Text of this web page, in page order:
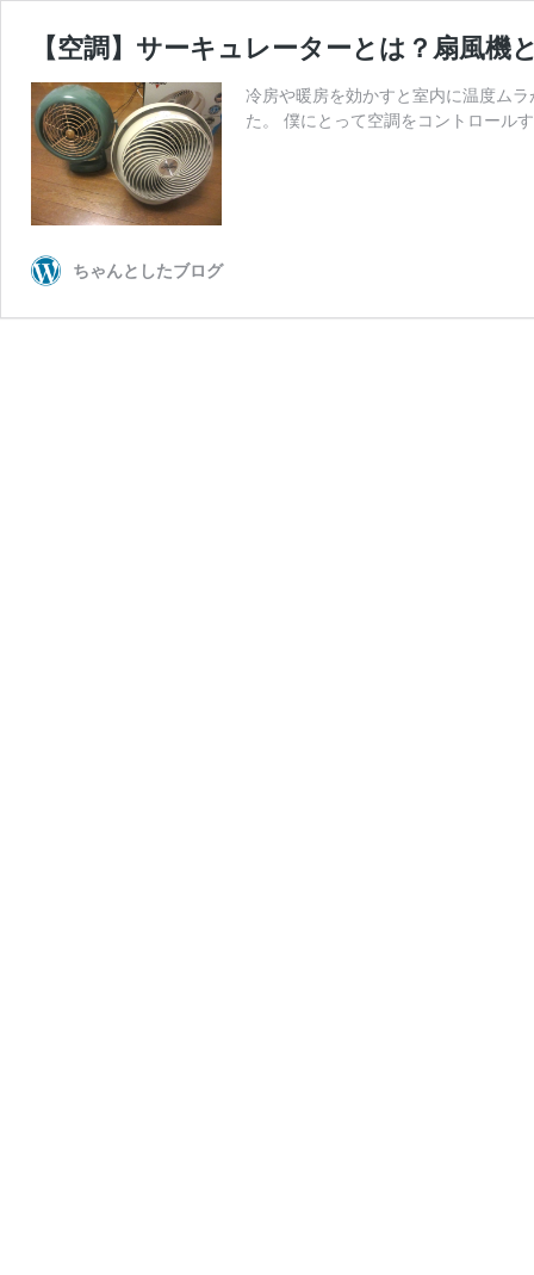
【空調】サーキュレーターとは？扇風機
冷房や暖房を効かすと室内に温度ム
た。 僕にとって空調をコントロール
ちゃんとしたブログ